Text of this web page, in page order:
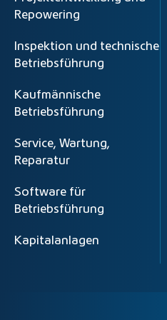
Repowering
Inspektion und technische
Betriebsführung
Kaufmännische
Betriebsführung
Service, Wartung,
Reparatur
Software für
Betriebsführung
Kapitalanlagen